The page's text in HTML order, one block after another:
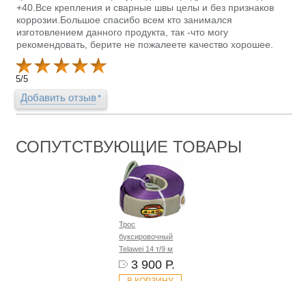
+40.Все крепления и сварные швы целы и без признаков
коррозии.Большое спасибо всем кто занимался
изготовлением данного продукта, так -что могу
рекомендовать, берите не пожалеете качество хорошее.
5/5
Добавить отзыв
СОПУТСТВУЮЩИЕ ТОВАРЫ
Трос
буксировочный
Telawei 14 т/9 м
3 900 Р.